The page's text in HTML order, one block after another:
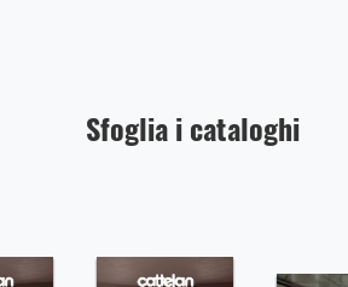
Sfoglia i cataloghi